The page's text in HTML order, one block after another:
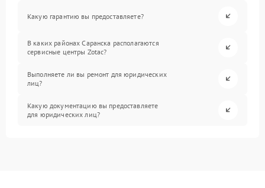
Какую гарантию вы предоставляете?
В каких районах Саранска располагаются
сервисные центры Zotac?
Выполняете ли вы ремонт для юридических
лиц?
Какую документацию вы предоставляете
для юридических лиц?